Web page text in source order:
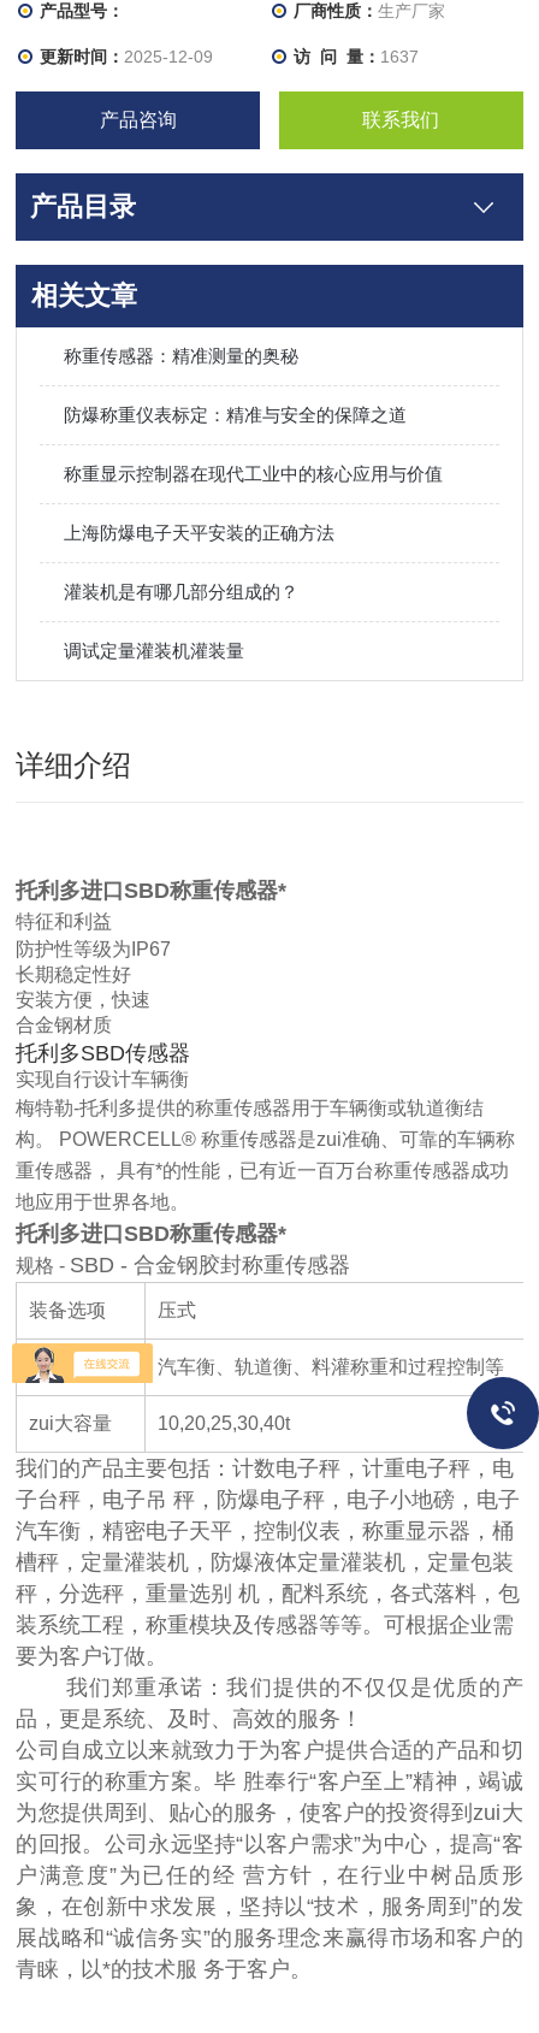
产品型号： 厂商性质： 生产厂家
更新时间： 2025-12-09 访 问 量： 1637
产品咨询 联系我们
产品目录
相关文章
称重传感器：精准测量的奥秘
防爆称重仪表标定：精准与安全的保障之道
称重显示控制器在现代工业中的核心应用与价值
上海防爆电子天平安装的正确方法
灌装机是有哪几部分组成的？
调试定量灌装机灌装量
详细介绍
托利多进口SBD称重传感器*
特征和利益
防护性等级为IP67
长期稳定性好
安装方便，快速
合金钢材质
托利多SBD传感器
实现自行设计车辆衡
梅特勒-托利多提供的称重传感器用于车辆衡或轨道衡结
构。 POWERCELL® 称重传感器是zui准确、可靠的车辆称
重传感器， 具有*的性能，已有近一百万台称重传感器成功
地应用于世界各地。
托利多进口SBD称重传感器*
规格 - SBD - 合金钢胶封称重传感器
装备选项 压式
应用程序 汽车衡、轨道衡、料灌称重和过程控制等
zui大容量 10,20,25,30,40t
我们的产品主要包括：计数电子秤，计重电子秤，电
子台秤，电子吊 秤，防爆电子秤，电子小地磅，电子
汽车衡，精密电子天平，控制仪表，称重显示器，桶
槽秤，定量灌装机，防爆液体定量灌装机，定量包装
秤，分选秤，重量选别 机，配料系统，各式落料，包
装系统工程，称重模块及传感器等等。可根据企业需
要为客户订做。
我们郑重承诺：我们提供的不仅仅是优质的产
品，更是系统、及时、高效的服务！
公司自成立以来就致力于为客户提供合适的产品和切
实可行的称重方案。毕 胜奉行“客户至上”精神，竭诚
为您提供周到、贴心的服务，使客户的投资得到zui大
的回报。公司永远坚持“以客户需求”为中心，提高“客
户满意度”为已任的经 营方针，在行业中树品质形
象，在创新中求发展，坚持以“技术，服务周到”的发
展战略和“诚信务实”的服务理念来赢得市场和客户的
青睐，以*的技术服 务于客户。